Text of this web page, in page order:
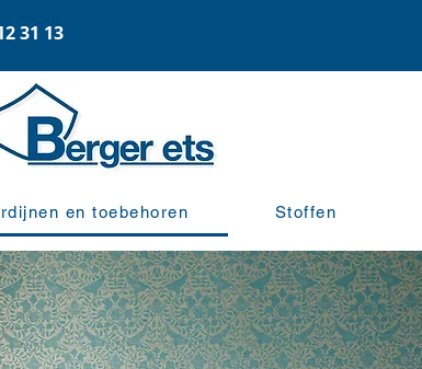
31 13
en toebehoren Stoffen